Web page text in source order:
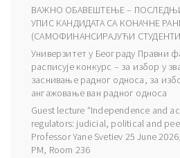
ВАЖНО ОБАВЕШТЕЊЕ –
УПИС КАНДИДАТА СА КОНАЧНЕ
(САМОФИНАНСИРАЈУЋИ
Универзитет у Београду Правни
расписује конкурс – за избор у
заснивање радног односа, за
ангажовање ван радног односа
Guest lecture “Independence and
regulators: judicial, political and
Professor Yane Svetiev 25 June
PM, Room 236